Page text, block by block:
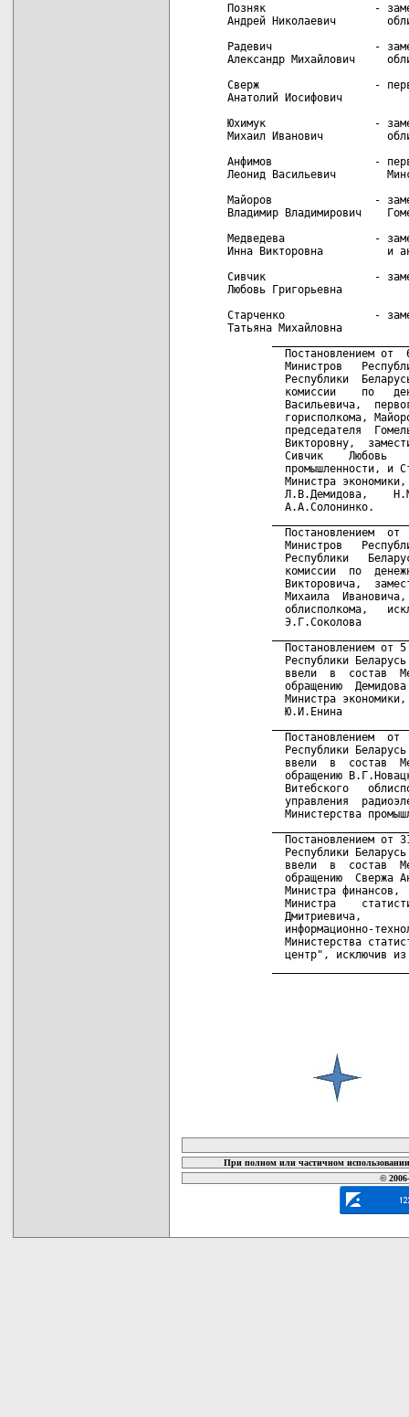
Позняк                 -
Андрей Николаевич
Радевич                -
Александр Михайлович
Сверж                  - первый
Анатолий Иосифович
Юхимук                 -
Михаил Иванович
Анфимов                - первый
Леонид Васильевич
Майоров                -
Владимир Владимирович
Медведева              -
Инна Викторовна          и
Сивчик                 -
Любовь Григорьевна
Старченко              -
Татьяна Михайловна
Постановлением от
Министров
Республики
комиссии    по
Васильевича,
горисполкома,
председателя
Викторовну,
Сивчик    Любовь
промышленности, и
Министра
Л.В.Демидова,
         А.А.Солонинко.
Постановлением  от
Министров
Республики
комиссии  по
Викторовича,
Михаила
облисполкома,
         Э.Г.Соколова
Постановлением от
Республики
ввели  в  состав
обращению
Министра
         Ю.И.Енина
Постановлением  от
Республики
ввели  в  состав
обращению
Витебского
управления
Министерства
Постановлением от
Республики
ввели  в  состав
обращению  Свержа
Министра финансов,
Министра
Дмитриевича,
информационно-
Министерства
центр", исключив
При полном или частичном
©